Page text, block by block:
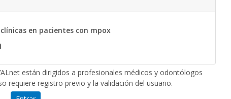
en pacientes con mpox
están dirigidos a profesionales médicos y odontólogos
requiere registro previo y la validación del usuario.